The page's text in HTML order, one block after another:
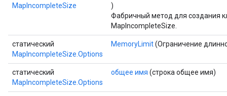
MapIncompleteSize
)
Фабричный метод для создания
MapIncompleteSize.
статический
MapIncompleteSize.Options
MemoryLimit(Ограничение
статический
MapIncompleteSize.Options
общее имя (строка общее имя)